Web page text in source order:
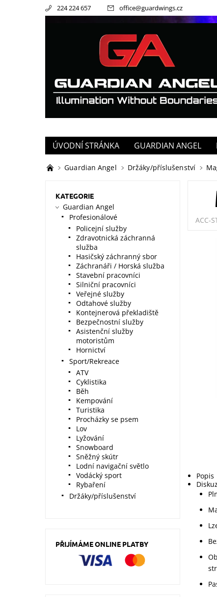
224 224 657 office@guardwings.cz
ÚVODNÍ STRÁNKA GUARDIAN ANGEL
Guardian Angel Držáky/příslušenství
ACC-
Popis
KATEGORIE
Guardian Angel
Profesionálové
Policejní služby
Zdravotnická záchranná
služba
Hasičský záchranný sbor
Záchranáři / Horská služba
Stavební pracovníci
Silniční pracovníci
Veřejné služby
Odtahové služby
Kontejnerová překladiště
Bezpečnostní služby
Asistenční služby
motoristům
Hornictví
Sport/Rekreace
ATV
Cyklistika
Běh
Kempování
Turistika
Procházky se psem
Lov
Lyžování
Snowboard
Sněžný skútr
Lodní navigační světlo
Vodácký sport
Rybaření
Držáky/příslušenství
PŘIJÍMÁME ONLINE PLATBY